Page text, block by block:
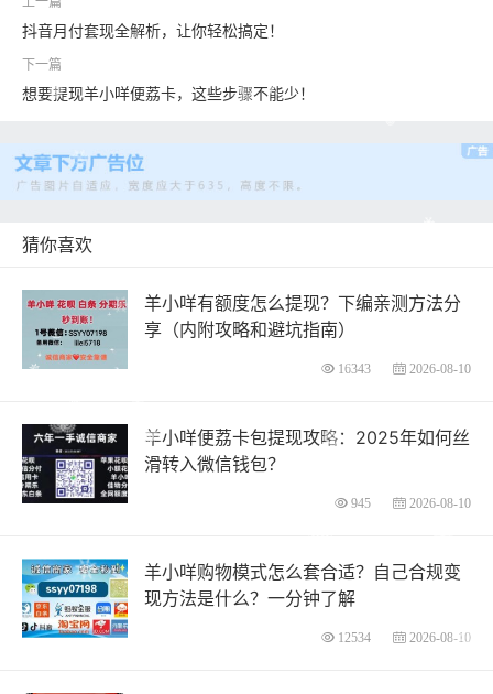
抖音月付套现全解析，让你轻松搞定！
想要提现羊小咩便荔卡，这些步骤不能少！
猜你喜欢
羊小咩有额度怎么提现？下编亲测方法分
享（内附攻略和避坑指南）
16343 2026-08-10
羊小咩便荔卡包提现攻略：2025年如何丝
滑转入微信钱包？
945 2026-08-10
羊小咩购物模式怎么套合适？自己合规变
现方法是什么？一分钟了解
12534 2026-08-10